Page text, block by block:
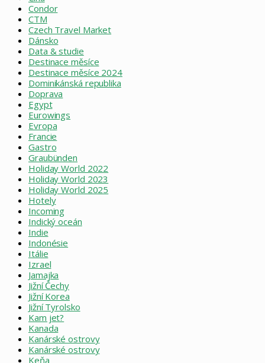
Condor
CTM
Czech Travel Market
Dánsko
Data & studie
Destinace měsíce
Destinace měsíce 2024
Dominikánská republika
Doprava
Egypt
Eurowings
Evropa
Francie
Gastro
Graubünden
Holiday World 2022
Holiday World 2023
Holiday World 2025
Hotely
Incoming
Indický oceán
Indie
Indonésie
Itálie
Izrael
Jamajka
Jižní Čechy
Jižní Korea
Jižní Tyrolsko
Kam jet?
Kanada
Kanárské ostrovy
Kanárské ostrovy
Keňa